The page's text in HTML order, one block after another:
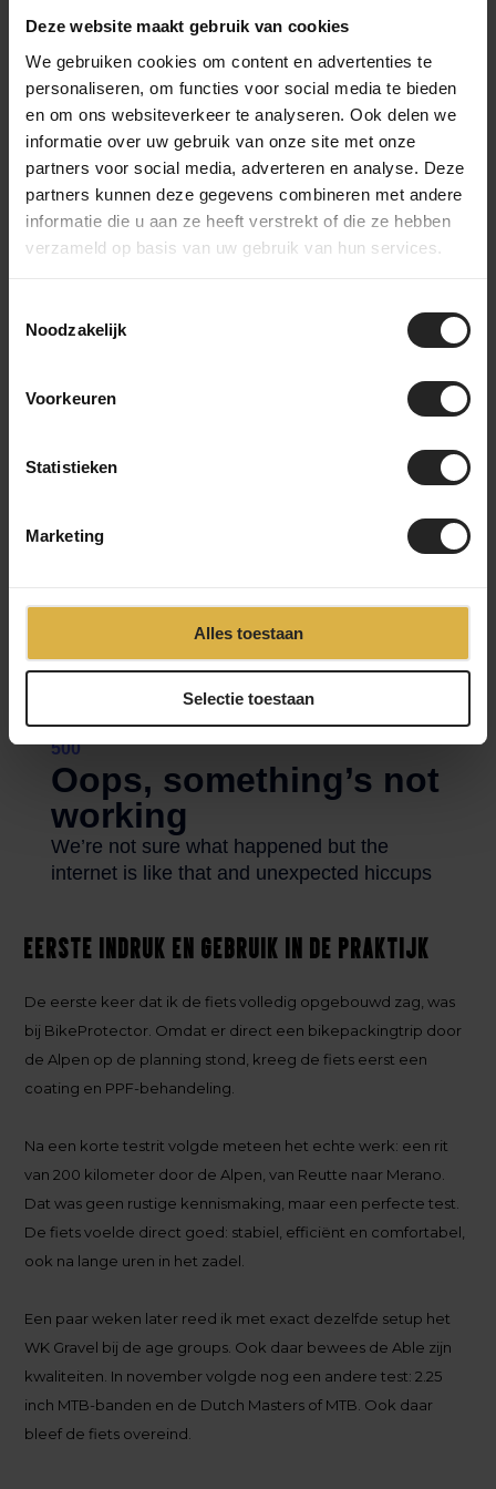
Deze website maakt gebruik van cookies
We gebruiken cookies om content en advertenties te
personaliseren, om functies voor social media te bieden
en om ons websiteverkeer te analyseren. Ook delen we
informatie over uw gebruik van onze site met onze
partners voor social media, adverteren en analyse. Deze
partners kunnen deze gegevens combineren met andere
informatie die u aan ze heeft verstrekt of die ze hebben
verzameld op basis van uw gebruik van hun services.
Noodzakelijk
Voorkeuren
Statistieken
Marketing
Alles toestaan
Selectie toestaan
basis is eenAllied Able frameset in maat 56, opgebouwd met
eenSRAM Force E1 XPLR 1x13 groepset. Eenvoud,
betrouwbaarheid en een breed inzetbereik stonden daarbij
centraal. In combinatie met een46T kettingbladblijft de
aandrijving efficiënt op snelle stukken, terwijl er genoeg
bereik is voor lange klimmen en ruiger terrein.
MTB-achtige ondergrond of lange dagen met bagage gaat,
Voor het zitcomfort rijd ik met mijn vertrouwde
Reform
waarde op mijn fietsen. Daarnaast rijd ik al een aantal jaar met
houding. Alles aan deze setup is gekozen vanuit gebruik en
Eerste indruk en gebruik in de praktijk
De eerste keer dat ik de fiets volledig opgebouwd zag, was
bij BikeProtector. Omdat er direct een bikepackingtrip door
de Alpen op de planning stond, kreeg de fiets eerst een
coating en PPF-behandeling.
Na een korte testrit volgde meteen het echte werk: een rit
van 200 kilometer door de Alpen, van Reutte naar Merano.
Dat was geen rustige kennismaking, maar een perfecte test.
De fiets voelde direct goed: stabiel, efficiënt en comfortabel,
ook na lange uren in het zadel.
Een paar weken later reed ik met exact dezelfde setup het
WK Gravel bij de age groups. Ook daar bewees de Able zijn
kwaliteiten. In november volgde nog een andere test: 2.25
inch MTB-banden en de Dutch Masters of MTB. Ook daar
bleef de fiets overeind.